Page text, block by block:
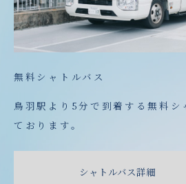
無料シャトルバス
鳥羽駅より5分で到着する無料シ
ております。
シャトルバス詳細